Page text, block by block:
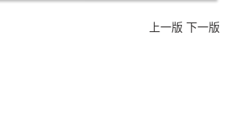
上一版 下一版